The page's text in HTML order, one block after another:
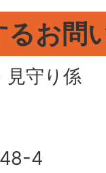
るお問
守り係
4